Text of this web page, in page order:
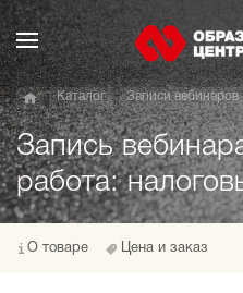
Каталог Записи вебинаров
Запись
работа:
О товаре Цена и заказ